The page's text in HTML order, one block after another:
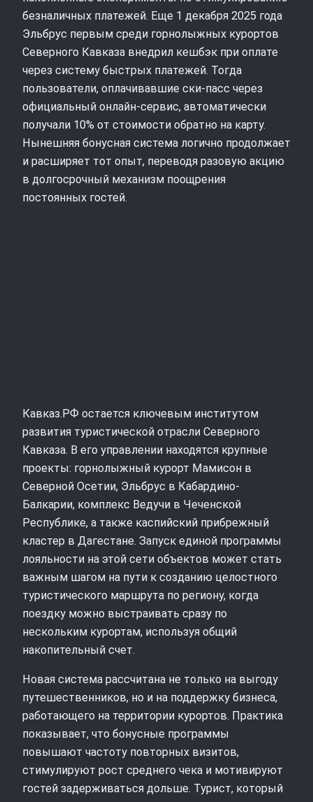
безналичных платежей. Еще 1 декабря 2025 года
Эльбрус первым среди горнолыжных курортов
Северного Кавказа внедрил кешбэк при оплате
через систему быстрых платежей. Тогда
пользователи, оплачивавшие ски-пасс через
официальный онлайн-сервис, автоматически
получали 10% от стоимости обратно на карту.
Нынешняя бонусная система логично продолжает
и расширяет тот опыт, переводя разовую акцию
в долгосрочный механизм поощрения
постоянных гостей.
Кавказ.РФ остается ключевым институтом
развития туристической отрасли Северного
Кавказа. В его управлении находятся крупные
проекты: горнолыжный курорт Мамисон в
Северной Осетии, Эльбрус в Кабардино-
Балкарии, комплекс Ведучи в Чеченской
Республике, а также каспийский прибрежный
кластер в Дагестане. Запуск единой программы
лояльности на этой сети объектов может стать
важным шагом на пути к созданию целостного
туристического маршрута по региону, когда
поездку можно выстраивать сразу по
нескольким курортам, используя общий
накопительный счет.
Новая система рассчитана не только на выгоду
путешественников, но и на поддержку бизнеса,
работающего на территории курортов. Практика
показывает, что бонусные программы
повышают частоту повторных визитов,
стимулируют рост среднего чека и мотивируют
гостей задерживаться дольше. Турист, который